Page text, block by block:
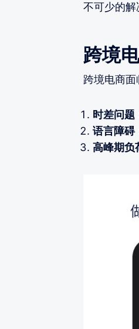
不可少的解
跨境
跨境电商面
时差问题
语言障碍
高峰期负